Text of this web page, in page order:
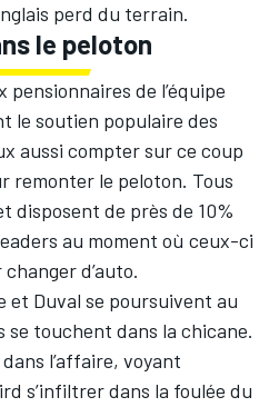
perd du terrain.
le peloton
de l’équipe
le soutien populaire des
aussi compter sur ce coup
remonter le peloton. Tous
disposent de près de 10%
au moment où ceux-ci
d’auto.
et Duval se poursuivent au
se touchent dans la chicane.
l’affaire, voyant
s’infiltrer dans la foulée du